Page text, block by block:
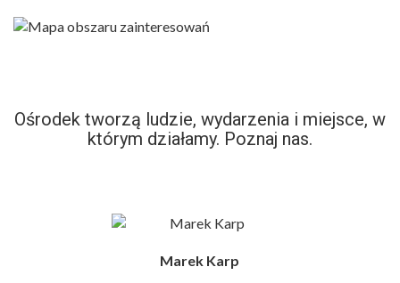
Ośrodek tworzą ludzie, wydarzenia i miejsce, w
którym działamy. Poznaj nas.
Marek Karp